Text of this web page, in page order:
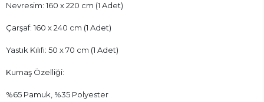
Nevresim: 160 x 220 cm (1 Adet)
Çarşaf: 160 x 240 cm (1 Adet)
Yastık Kılıfı: 50 x 70 cm (1 Adet)
Kumaş Özelliği:
%65 Pamuk, %35 Polyester